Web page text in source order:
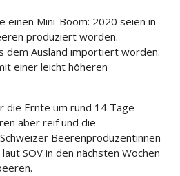
einen Mini-Boom: 2020 seien in
produziert worden.
dem Ausland importiert worden.
einer leicht höheren
die Ernte um rund 14 Tage
aber reif und die
Beerenproduzentinnen
SOV in den nächsten Wochen